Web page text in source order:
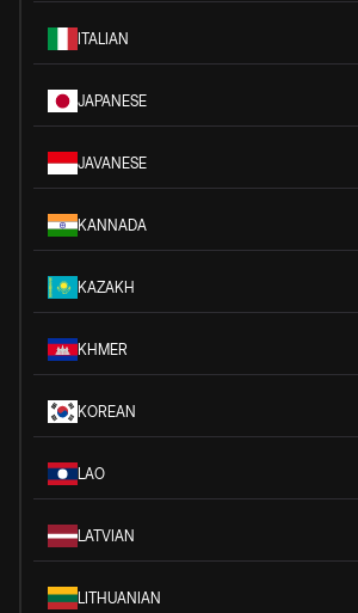
ITALIAN
JAPANESE
JAVANESE
KANNADA
KAZAKH
KHMER
KOREAN
LAO
LATVIAN
LITHUANIAN